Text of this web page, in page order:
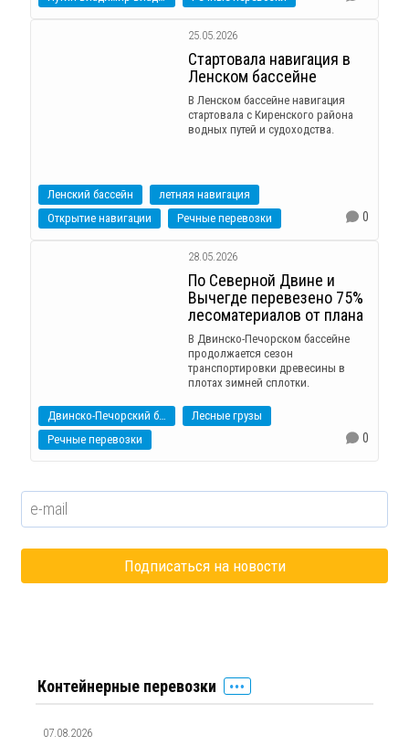
25.05.2026
Стартовала навигация в
Ленском бассейне
В Ленском бассейне навигация
стартовала с Киренского района
водных путей и судоходства.
Ленский бассейн
летняя навигация
Открытие навигации
Речные перевозки 0
28.05.2026
По Северной Двине и
Вычегде перевезено 75%
лесоматериалов от плана
В Двинско-Печорском бассейне
продолжается сезон
транспортировки древесины в
плотах зимней сплотки.
Лесные грузы
Речные перевозки
0
Контейнерные перевозки
07.08.2026